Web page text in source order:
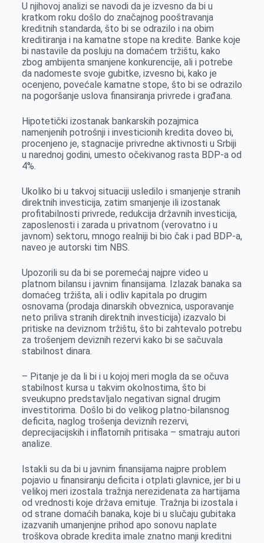
U njihovoj analizi se navodi da je izvesno da bi u
kratkom roku došlo do značajnog pooštravanja
kreditnih standarda, što bi se odrazilo i na obim
kreditiranja i na kamatne stope na kredite. Banke koje
bi nastavile da posluju na domaćem tržištu, kako
zbog ambijenta smanjene konkurencije, ali i potrebe
da nadomeste svoje gubitke, izvesno bi, kako je
ocenjeno, povećale kamatne stope, što bi se odrazilo
na pogoršanje uslova finansiranja privrede i građana.
Hipotetički izostanak bankarskih pozajmica
namenjenih potrošnji i investicionih kredita doveo bi,
procenjeno je, stagnacije privredne aktivnosti u Srbiji
u narednoj godini, umesto očekivanog rasta BDP-a od
4%.
Ukoliko bi u takvoj situaciji usledilo i smanjenje stranih
direktnih investicija, zatim smanjenje ili izostanak
profitabilnosti privrede, redukcija državnih investicija,
zaposlenosti i zarada u privatnom (verovatno i u
javnom) sektoru, mnogo realniji bi bio čak i pad BDP-a,
naveo je autorski tim NBS.
Upozorili su da bi se poremećaj najpre video u
platnom bilansu i javnim finansijama. Izlazak banaka sa
domaćeg tržišta, ali i odliv kapitala po drugim
osnovama (prodaja dinarskih obveznica, usporavanje
neto priliva stranih direktnih investicija) izazvalo bi
pritiske na deviznom tržištu, što bi zahtevalo potrebu
za trošenjem deviznih rezervi kako bi se sačuvala
stabilnost dinara.
– Pitanje je da li bi i u kojoj meri mogla da se očuva
stabilnost kursa u takvim okolnostima, što bi
sveukupno predstavljalo negativan signal drugim
investitorima. Došlo bi do velikog platno-bilansnog
deficita, naglog trošenja deviznih rezervi,
deprecijacijskih i inflatornih pritisaka – smatraju autori
analize.
Istakli su da bi u javnim finansijama najpre problem
pojavio u finansiranju deficita i otplati glavnice, jer bi u
velikoj meri izostala tražnja nerezidenata za hartijama
od vrednosti koje država emituje. Tražnja bi izostala i
od strane domaćih banaka, koje bi u slučaju gubitaka
izazvanih umanjenjne prihod apo sonovu naplate
troškova obrade kredita imale znatno manji kreditni